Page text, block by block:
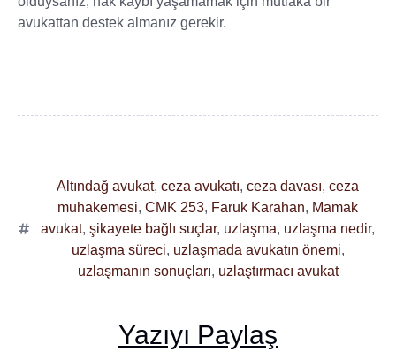
avukattan destek almanız gerekir.
Altındağ avukat, ceza avukatı, ceza davası, ceza
muhakemesi, CMK 253, Faruk Karahan, Mamak
avukat, şikayete bağlı suçlar, uzlaşma, uzlaşma nedir,
uzlaşma süreci, uzlaşmada avukatın önemi,
uzlaşmanın sonuçları, uzlaştırmacı avukat
Yazıyı Paylaş